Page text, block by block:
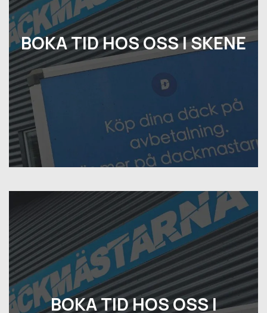
BOKA TID HOS OSS I SKENE
BOKA TID HOS OSS I